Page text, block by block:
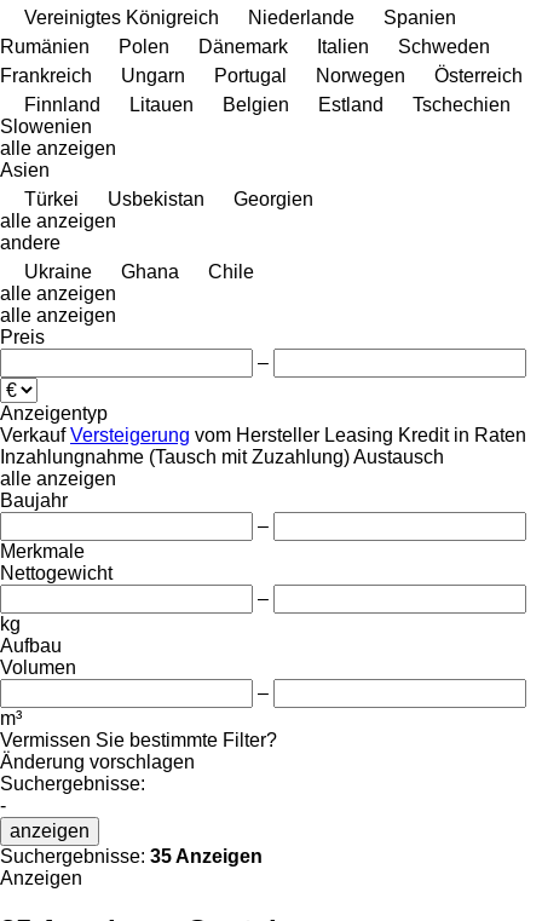
Vereinigtes Königreich
Niederlande
Spanien
Rumänien
Polen Dänemark Italien
Schweden
Frankreich
Ungarn Portugal Norwegen
Österreich
Finnland
Litauen Belgien Estland
Tschechien
Slowenien
alle anzeigen
Asien
Türkei
Usbekistan
Georgien
alle anzeigen
andere
Ukraine
Ghana
Chile
alle anzeigen
alle anzeigen
Preis
–
Anzeigentyp
Verkauf Versteigerung vom Hersteller Leasing Kredit in Raten
Inzahlungnahme (Tausch mit Zuzahlung)Austausch
alle anzeigen
Baujahr
–
Merkmale
Nettogewicht
–
kg
Aufbau
Volumen
–
m³
Vermissen Sie bestimmte Filter?
Änderung vorschlagen
Suchergebnisse:
-
anzeigen
Suchergebnisse: 35 Anzeigen
Anzeigen